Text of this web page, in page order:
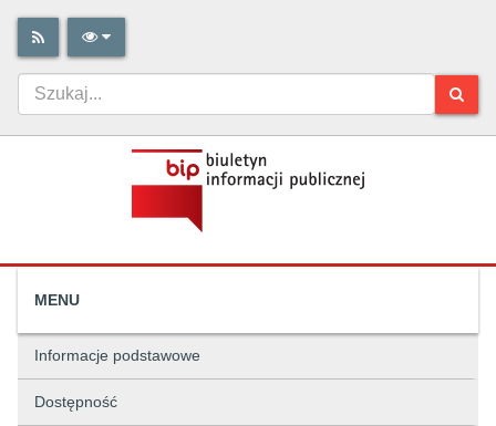
MENU
Informacje podstawowe
Dostępność